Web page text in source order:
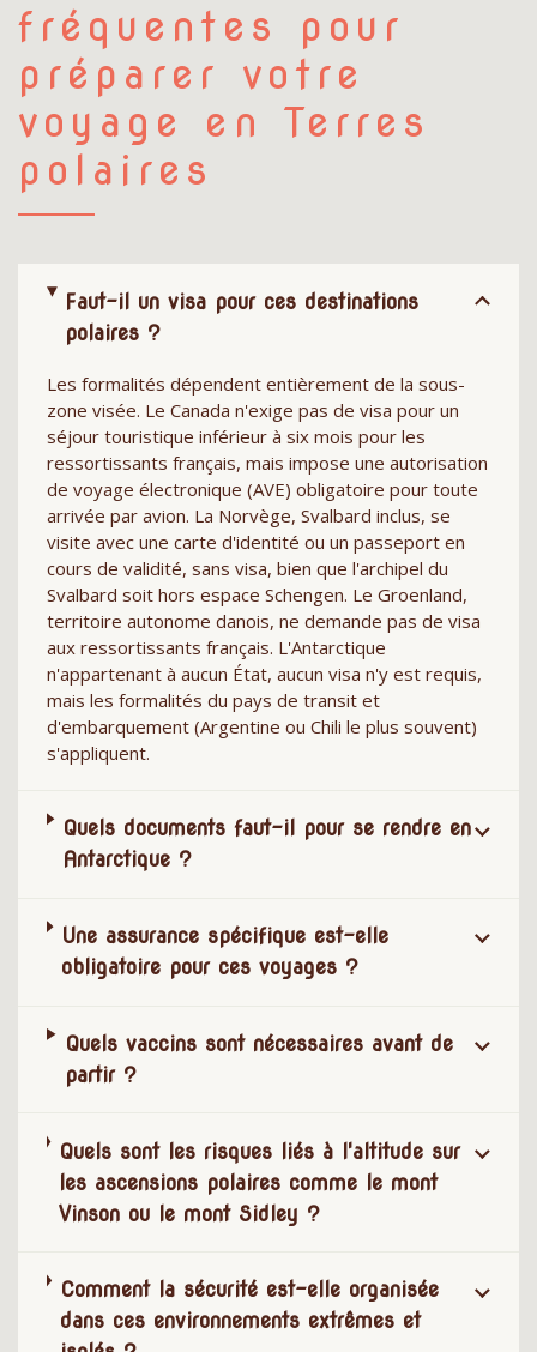
fréquentes pour
préparer votre
voyage en Terres
polaires
Faut-il un visa pour ces destinations
polaires ?
Les formalités dépendent entièrement de la sous-
zone visée. Le Canada n'exige pas de visa pour un
séjour touristique inférieur à six mois pour les
ressortissants français, mais impose une autorisation
de voyage électronique (AVE) obligatoire pour toute
arrivée par avion. La Norvège, Svalbard inclus, se
visite avec une carte d'identité ou un passeport en
cours de validité, sans visa, bien que l'archipel du
Svalbard soit hors espace Schengen. Le Groenland,
territoire autonome danois, ne demande pas de visa
aux ressortissants français. L'Antarctique
n'appartenant à aucun État, aucun visa n'y est requis,
mais les formalités du pays de transit et
d'embarquement (Argentine ou Chili le plus souvent)
s'appliquent.
Quels documents faut-il pour se rendre en
Antarctique ?
Une assurance spécifique est-elle
obligatoire pour ces voyages ?
Quels vaccins sont nécessaires avant de
partir ?
Quels sont les risques liés à l'altitude sur
les ascensions polaires comme le mont
Vinson ou le mont Sidley ?
Comment la sécurité est-elle organisée
dans ces environnements extrêmes et